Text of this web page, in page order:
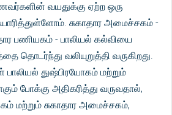
வயதுக்கு ஏற்ற ஒரு
சுகாதார அமைச்சகம் -
பணியகம் - பாலியல் கல்வியை
தொடர்ந்து வலியுறுத்தி வருகிறது.
பாலியல் துஷ்பிரயோகம் மற்றும்
போக்கு அதிகரித்து வருவதால்,
மற்றும் சுகாதார அமைச்சகம்,